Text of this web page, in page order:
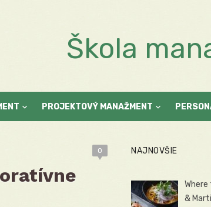
Škola
PROJEKTOVÝ MANAŽMENT
0 NAJNOVŠIE
&